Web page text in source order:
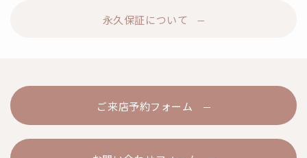
永久保証について
ご来店予約フォーム